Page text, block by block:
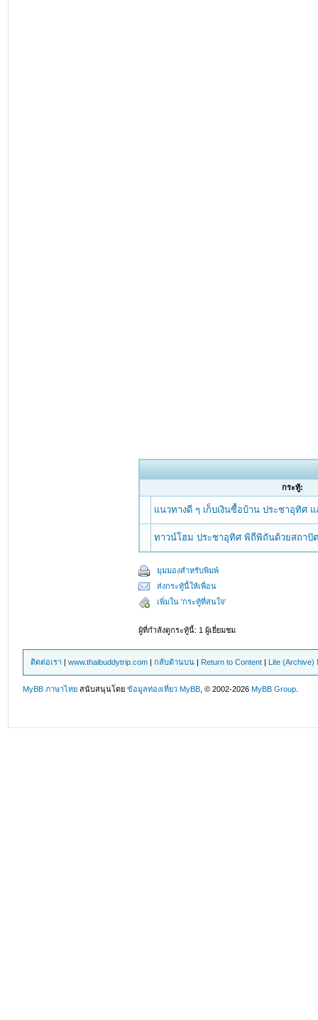
กระทู้:
แนวทางดี ๆ เก็บเงินซื้อบ้าน ประชาอุทิศ
ทาวน์โฮม ประชาอุทิศ พิถีพิถันด้วยสถาปั
มุมมองสำหรับพิมพ์
ส่งกระทู้นี้ให้เพื่อน
เพิ่มใน 'กระทู้ที่สนใจ'
ผู้ที่กำลังดูกระทู้นี้: 1 ผู้เยี่ยมชม
ติดต่อเรา |www.thaibuddytrip.com |กลับด้านบน | Return to Content | Lite (Archive)
MyBB ภาษาไทย สนับสนุนโดยข้อมูลท่องเที่ยว MyBB , © 2002-2026MyBB Group